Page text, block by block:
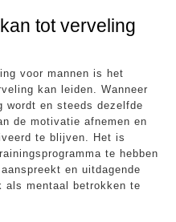
tot verveling
voor mannen is het
kan leiden. Wanneer
wordt en steeds dezelfde
de motivatie afnemen en
te blijven. Het is
te hebben
en uitdagende
als mentaal betrokken te